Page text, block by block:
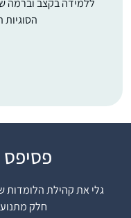
ללמידה בקצב וברמה
פסיפס
גלי את קהילת הלומדות
חלק
התחלתי ללמוד דף יומי
לפני 7 שנים, במסגרת
קבוצת לימוד